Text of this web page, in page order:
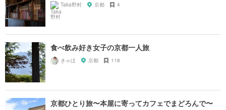
Taka野村 京都 4
食べ飲み好き女子の京都一人旅
きゃほ 京都 118
京都ひとり旅〜本屋に寄ってカフェでまどろんで〜